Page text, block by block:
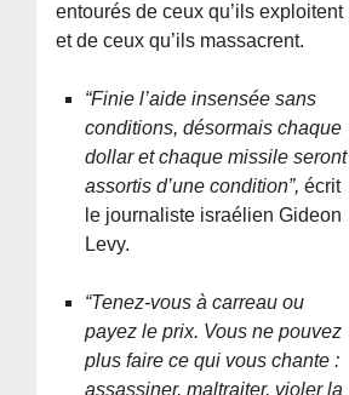
entourés de ceux qu’ils exploitent
et de ceux qu’ils massacrent.
“Finie l’aide insensée sans
conditions, désormais chaque
dollar et chaque missile seront
assortis d’une condition”, écrit
le journaliste israélien Gideon
Levy.
“Tenez-vous à carreau ou
payez le prix. Vous ne pouvez
plus faire ce qui vous chante :
assassiner, maltraiter, violer la